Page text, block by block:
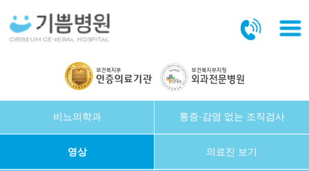
비뇨의학과 통증·감염 없는 조직검사
영상 의료진 보기